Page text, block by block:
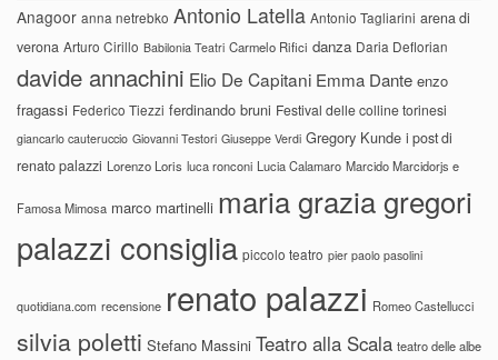
Anagoor anna netrebko Antonio Latella Antonio Tagliarini arena di
verona Arturo Cirillo Babilonia Teatri Carmelo Rifici danza Daria Deflorian
davide annachini Elio De Capitani Emma Dante enzo
fragassi Federico Tiezzi ferdinando bruni Festival delle colline torinesi
giancarlo cauteruccio Giovanni Testori Giuseppe Verdi Gregory Kunde i post di
renato palazzi Lorenzo Loris luca ronconi Lucia Calamaro Marcido Marcidorjs e
Famosa Mimosa marco martinelli maria grazia gregori
palazzi consiglia piccolo teatro pier paolo pasolini
quotidiana.com recensione renato palazzi Romeo Castellucci
silvia poletti Stefano Massini Teatro alla Scala teatro delle albe